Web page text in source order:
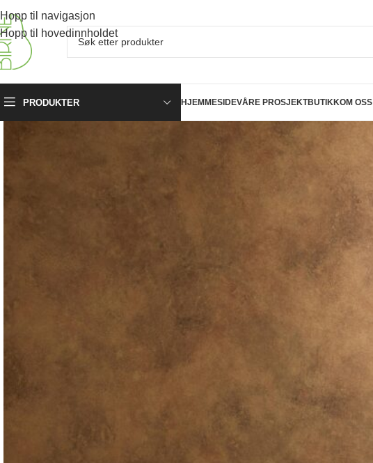
Hopp til navigasjon
Hopp til hovedinnholdet
PRODUKTER HJEMMESIDEVÅRE PROSJEKTBUTIKKOM OSS